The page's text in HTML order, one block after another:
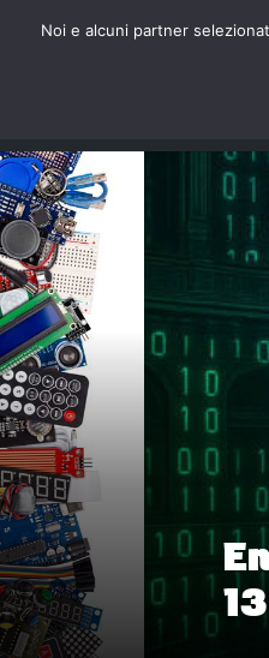
Noi e alcuni partner